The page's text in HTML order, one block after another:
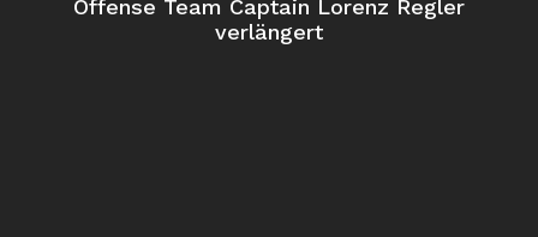
Offense Team Captain Lorenz Regler
verlängert